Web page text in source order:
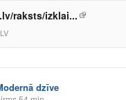
raksts/izklai...
dzīve